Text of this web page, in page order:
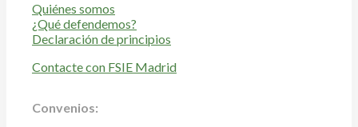
Quiénes somos
¿Qué defendemos?
Declaración de principios
Contacte con FSIE Madrid
Convenios: